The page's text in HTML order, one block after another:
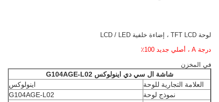
لوحة TFT LCD ، إضاءة خلفية LCD / LED
درجة A ، أصلي جديد 100٪
في المخزن
شاشة ال سي دي اينولوكس G104AGE-L02
العلامة التجارية للوحة
اينولوكس
نموذج لوحة
G104AGE-L02